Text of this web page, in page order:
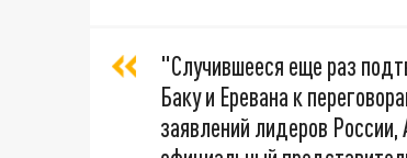
"Случившееся еще раз
Баку и Еревана к
заявлений лидеров